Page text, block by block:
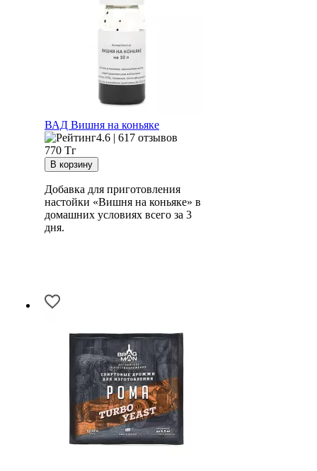
ВАД Вишня на коньяке
4.6 | 617 отзывов
770 Тг
Добавка для приготовления
настойки «Вишня на коньяке» в
домашних условиях всего за 3
дня.